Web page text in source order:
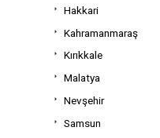
Hakkari
Kahramanmaraş
Kırıkkale
Malatya
Nevşehir
Samsun